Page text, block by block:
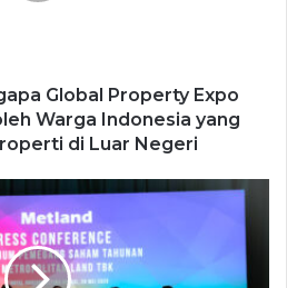
Global Property Expo
Warga Indonesia yang
di Luar Negeri